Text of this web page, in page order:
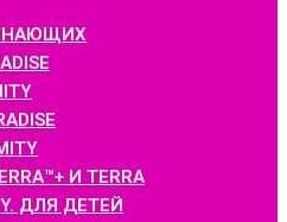
И TERRA
ДЛЯ ДЕТЕЙ